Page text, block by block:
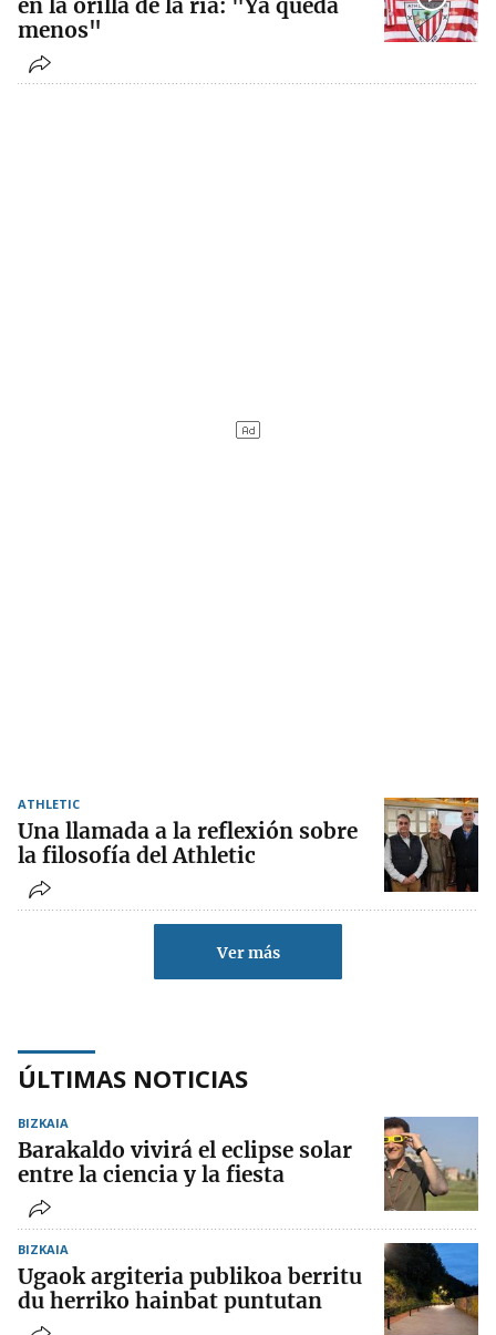
en la orilla de la ría: "Ya queda
menos"
ATHLETIC
Una llamada a la reflexión sobre
la filosofía del Athletic
Ver más
ÚLTIMAS NOTICIAS
BIZKAIA
Barakaldo vivirá el eclipse solar
entre la ciencia y la fiesta
BIZKAIA
Ugaok argiteria publikoa berritu
du herriko hainbat puntutan